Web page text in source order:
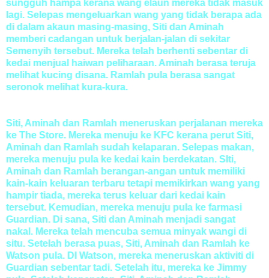
sungguh hampa kerana wang elaun mereka tidak masuk
lagi. Selepas mengeluarkan wang yang tidak berapa ada
di dalam akaun masing-masing, Siti dan Aminah
memberi cadangan untuk berjalan-jalan di sekitar
Semenyih tersebut. Mereka telah berhenti sebentar di
kedai menjual haiwan peliharaan. Aminah berasa teruja
melihat kucing disana. Ramlah pula berasa sangat
seronok melihat kura-kura.
Siti, Aminah dan Ramlah meneruskan perjalanan mereka
ke The Store. Mereka menuju ke KFC kerana perut Siti,
Aminah dan Ramlah sudah kelaparan. Selepas makan,
mereka menuju pula ke kedai kain berdekatan. SIti,
Aminah dan Ramlah berangan-angan untuk memiliki
kain-kain keluaran terbaru tetapi memikirkan wang yang
hampir tiada, mereka terus keluar dari kedai kain
tersebut. Kemudian, mereka menuju pula ke farmasi
Guardian. Di sana, Siti dan Aminah menjadi sangat
nakal. Mereka telah mencuba semua minyak wangi di
situ. Setelah berasa puas, Siti, Aminah dan Ramlah ke
Watson pula. DI Watson, mereka meneruskan aktiviti di
Guardian sebentar tadi. Setelah itu, mereka ke Jimmy